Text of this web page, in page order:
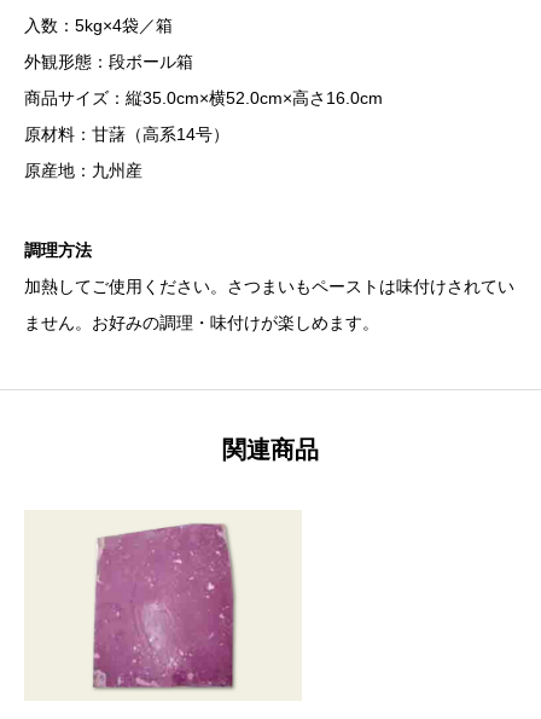
入数：5kg×4袋／箱
外観形態：段ボール箱
商品サイズ：縦35.0cm×横52.0cm×高さ16.0cm
原材料：甘藷（高系14号）
原産地：九州産
調理方法
加熱してご使用ください。さつまいもペーストは味付けされてい
ません。お好みの調理・味付けが楽しめます。
関連商品